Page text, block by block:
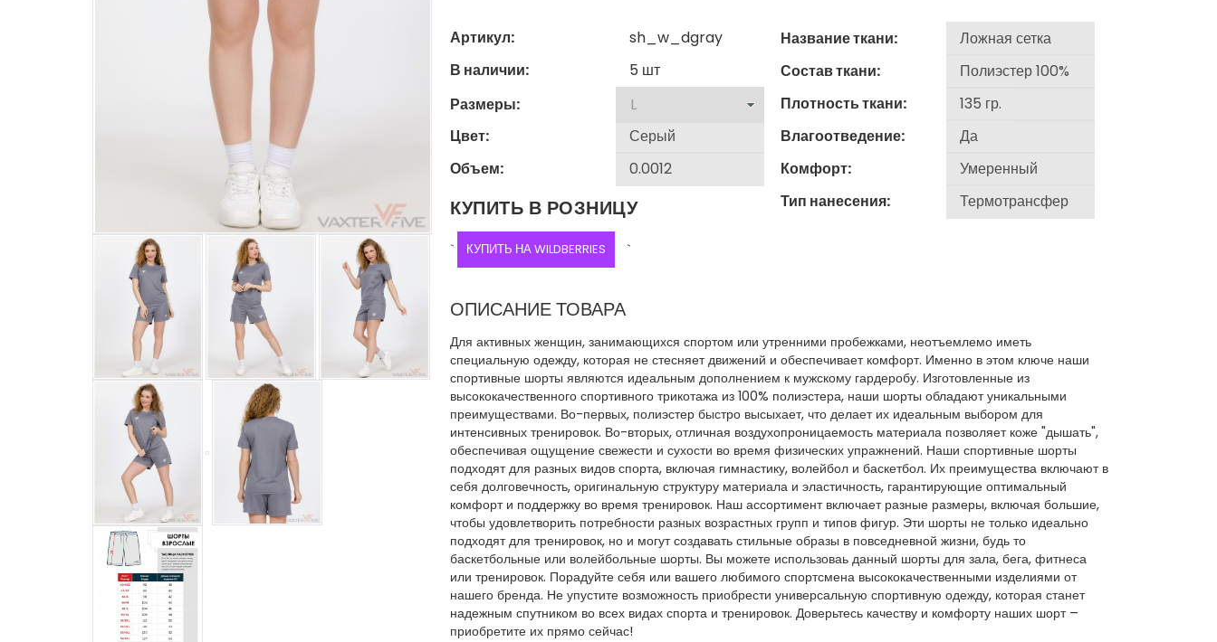
Артикул:
sh_w_dgray
В наличии:
5 шт
Размеры:
Цвет:
Объем:
КУПИТЬ В РОЗНИЦУ
` КУПИТЬ НА WILDBERRIES `
Название ткани:
Состав ткани:
Плотность ткани:
Влагоотведение:
Комфорт:
Тип нанесения:
ОПИСАНИЕ ТОВАРА
Для активных женщин, занимающихся спортом или утренними пробежками, неотъемлемо иметь
специальную одежду, которая не стесняет движений и обеспечивает комфорт. Именно в этом ключе наши
спортивные шорты являются идеальным дополнением к мужскому гардеробу. Изготовленные из
высококачественного спортивного трикотажа из 100% полиэстера, наши шорты обладают уникальными
преимуществами. Во-первых, полиэстер быстро высыхает, что делает их идеальным выбором для
интенсивных тренировок. Во-вторых, отличная воздухопроницаемость материала позволяет коже "дышать",
обеспечивая ощущение свежести и сухости во время физических упражнений. Наши спортивные шорты
подходят для разных видов спорта, включая гимнастику, волейбол и баскетбол. Их преимущества включают в
себя долговечность, оригинальную структуру материала и эластичность, гарантирующие оптимальный
комфорт и поддержку во время тренировок. Наш ассортимент включает разные размеры, включая большие,
чтобы удовлетворить потребности разных возрастных групп и типов фигур. Эти шорты не только идеально
подходят для тренировок, но и могут создавать стильные образы в повседневной жизни, будь то
баскетбольные или волейбольные шорты. Вы можете использоваь данный шорты для зала, бега, фитнеса
или тренировок. Порадуйте себя или вашего любимого спортсмена высококачественными изделиями от
нашего бренда. Не упустите возможность приобрести универсальную спортивную одежду, которая станет
надежным спутником во всех видах спорта и тренировок. Доверьтесь качеству и комфорту наших шорт –
приобретите их прямо сейчас!